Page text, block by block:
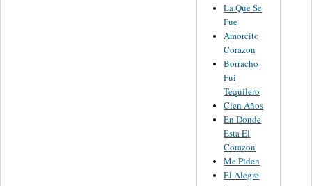
La Que Se
Fue
Amorcito
Corazon
Borracho
Fui
Tequilero
Cien Años
En Donde
Esta El
Corazon
Me Piden
El Alegre